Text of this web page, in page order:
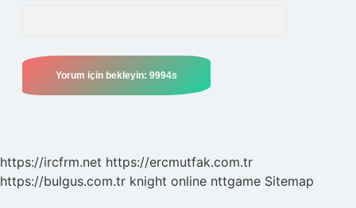
https://ircfrm.net https://ercmutfak.com.tr
https://bulgus.com.tr knight online nttgame Sitemap